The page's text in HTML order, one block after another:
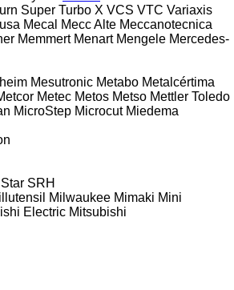
Super Turbo X VCS VTC Variaxis
Mecal Mecc Alte Meccanotecnica
Memmert Menart Mengele Mercedes-
Mesutronic Metabo Metalcértima
Metec Metos Metso Mettler Toledo
MicroStep Microcut Miedema
SRH
Milwaukee Mimaki Mini
Electric Mitsubishi